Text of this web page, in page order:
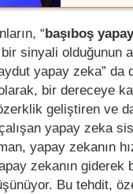
“başıboş
sinyali olduğunun
yapay zeka” da
bir dereceye
geliştiren ve
yapay zeka
yapay zekanın
zekanın giderek
Bu tehdit,